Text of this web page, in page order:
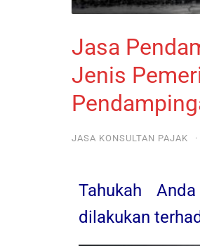
Jasa
Jenis
JASA KONSULTAN PAJAK ·
Tahukah
dilakukan